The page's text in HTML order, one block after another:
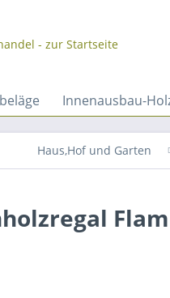
Innenausbau-
Haus,Hof und Garten